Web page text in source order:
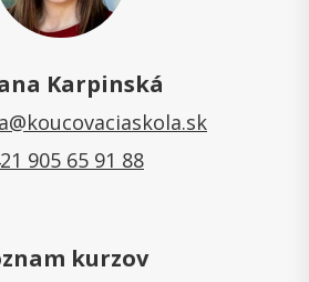
Karpinská
905 65 91 88
kurzov